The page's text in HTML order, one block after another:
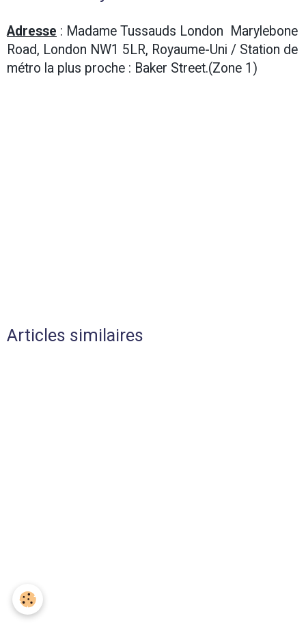
Adresse : Madame Tussauds London Marylebone
Road, London NW1 5LR, Royaume-Uni / Station de
métro la plus proche : Baker Street.(Zone 1)
Articles similaires